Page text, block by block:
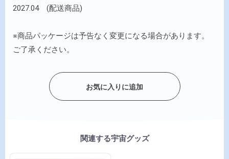
2027.04 (配送商品)
※商品パッケージは予告なく変更になる場合があります。
ご了承ください。
お気に入りに追加
関連する宇宙グッズ